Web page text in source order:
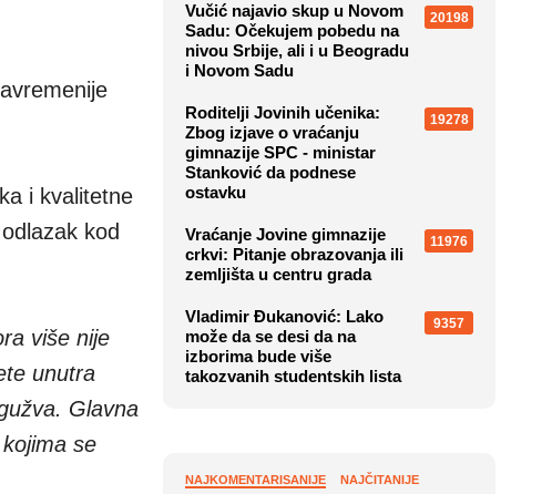
i kvalitetne
kod
više nije
unutra
Glavna
se
Vučić najavio skup u Novom
Sadu: Očekujem pobedu na
nivou Srbije, ali i u Beogradu
i Novom Sadu
20198
Roditelji Jovinih učenika:
Zbog izjave o vraćanju
gimnazije SPC - ministar
Stanković da podnese
ostavku
19278
Vraćanje Jovine gimnazije
crkvi: Pitanje obrazovanja ili
zemljišta u centru grada
11976
Vladimir Đukanović: Lako
može da se desi da na
izborima bude više
takozvanih studentskih lista
9357
NAJKOMENTARISANIJE NAJČITANIJE